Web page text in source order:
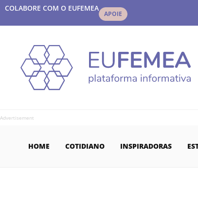
COLABORE COM O EUFEMEA
APOIE
Advertisement
HOME COTIDIANO INSPIRADORAS